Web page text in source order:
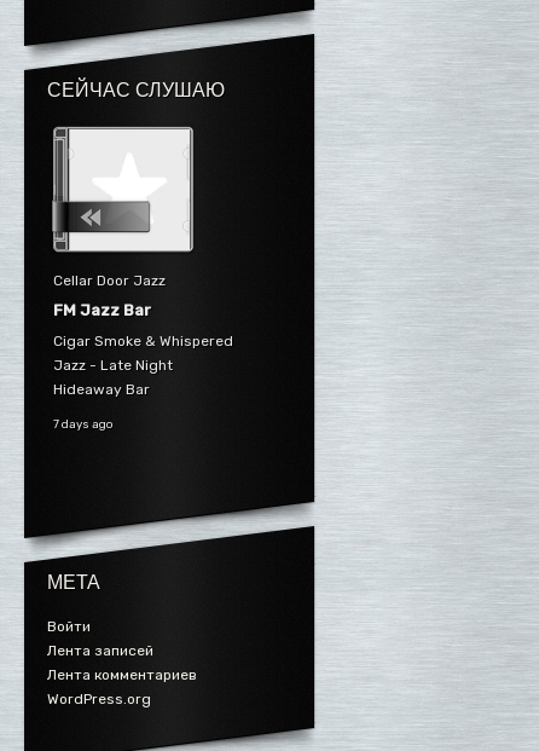
СЕЙЧАС СЛУШАЮ
Cellar Door Jazz
FM Jazz Bar
Cigar Smoke & Whispered
Jazz - Late Night
Hideaway Bar
7 days ago
МЕТА
Войти
Лента записей
Лента комментариев
WordPress.org